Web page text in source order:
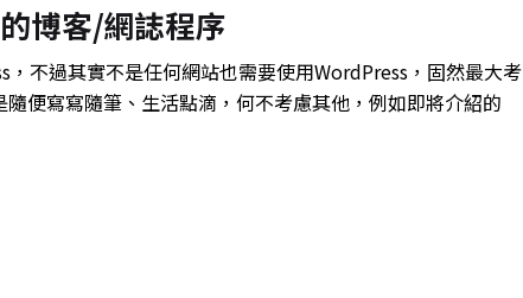
博客/網誌程序
不過其實不是任何網站也需要使用WordPress，固然最大考
便寫寫隨筆、生活點滴，何不考慮其他，例如即將介紹的